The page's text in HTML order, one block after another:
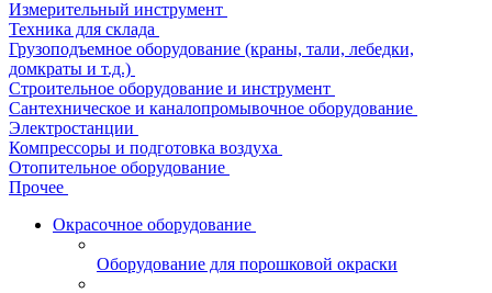
Измерительный инструмент
Техника для склада
Грузоподъемное оборудование (краны, тали, лебедки,
домкраты и т.д.)
Строительное оборудование и инструмент
Сантехническое и каналопромывочное оборудование
Электростанции
Компрессоры и подготовка воздуха
Отопительное оборудование
Прочее
Окрасочное оборудование
Оборудование для порошковой окраски